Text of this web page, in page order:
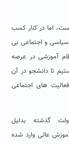
اما در کنار کسب
سیاسی و اجتماعی بی
آموزشی در عرصه
تا دانشجو در آن
های اجتماعی
گذشته بدلیل
عالی وارد شده